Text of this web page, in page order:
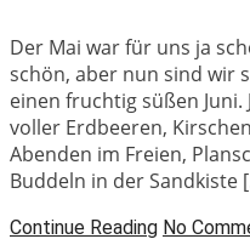
Der Mai war für uns ja
schön, aber nun sind wir
einen fruchtig süßen Juni.
voller Erdbeeren,
Abenden im Freien,
Buddeln in der Sandkiste
Continue Reading No